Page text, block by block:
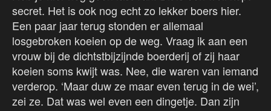
secret. Het is ook nog echt zo lekker boers hier.
Een paar jaar terug stonden er allemaal
losgebroken koeien op de weg. Vraag ik aan een
vrouw bij de dichtstbijzijnde boerderij of zij haar
koeien soms kwijt was. Nee, die waren van iemand
verderop. ‘Maar duw ze maar even terug in de wei’,
zei ze. Dat was wel even een dingetje. Dan zijn